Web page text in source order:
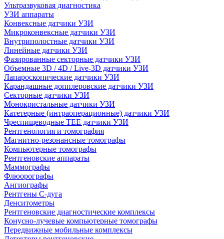
Ультразвуковая диагностика
УЗИ аппараты
Конвексные датчики УЗИ
Микроконвексные датчики УЗИ
Внутриполостные датчики УЗИ
Линейные датчики УЗИ
Фазированные секторные датчики УЗИ
Объемные 3D / 4D / Live-3D датчики УЗИ
Лапароскопические датчики УЗИ
Карандашные допплеровские датчики УЗИ
Секторные датчики УЗИ
Монокристальные датчики УЗИ
Катетерные (интраоперационные) датчики УЗИ
Чреспищеводные TEE датчики УЗИ
Рентгенология и томография
Магнитно-резонансные томографы
Компьютерные томографы
Рентгеновские аппараты
Маммографы
Флюорографы
Ангиографы
Рентгены С-дуга
Денситометры
Рентгеновские диагностические комплексы
Конусно-лучевые компьютерные томографы
Передвижные мобильные комплексы